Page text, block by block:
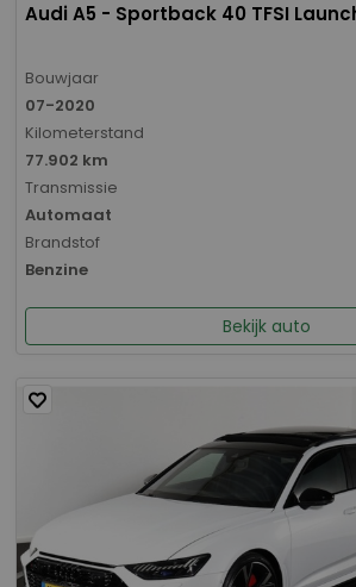
Audi A5 - Sportback 40 TFSI
Bouwjaar
07-2020
Kilometerstand
77.902 km
Transmissie
Automaat
Brandstof
Benzine
Bekijk auto